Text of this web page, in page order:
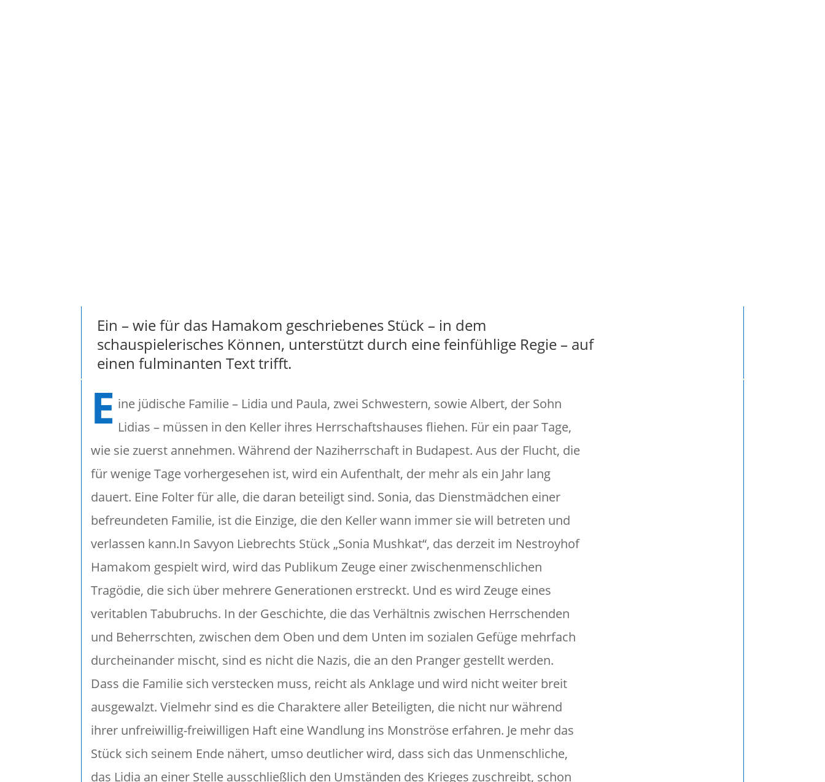
Ein – wie für das Hamakom geschriebenes Stück – in dem
schauspielerisches Können, unterstützt durch eine feinfühlige Regie – auf
einen fulminanten Text trifft.
E ine jüdische Familie – Lidia und Paula, zwei Schwestern, sowie Albert, der Sohn
Lidias – müssen in den Keller ihres Herrschaftshauses fliehen. Für ein paar Tage,
wie sie zuerst annehmen. Während der Naziherrschaft in Budapest. Aus der Flucht, die
für wenige Tage vorhergesehen ist, wird ein Aufenthalt, der mehr als ein Jahr lang
dauert. Eine Folter für alle, die daran beteiligt sind. Sonia, das Dienstmädchen einer
befreundeten Familie, ist die Einzige, die den Keller wann immer sie will betreten und
verlassen kann.In Savyon Liebrechts Stück „Sonia Mushkat“, das derzeit im Nestroyhof
Hamakom gespielt wird, wird das Publikum Zeuge einer zwischenmenschlichen
Tragödie, die sich über mehrere Generationen erstreckt. Und es wird Zeuge eines
veritablen Tabubruchs. In der Geschichte, die das Verhältnis zwischen Herrschenden
und Beherrschten, zwischen dem Oben und dem Unten im sozialen Gefüge mehrfach
durcheinander mischt, sind es nicht die Nazis, die an den Pranger gestellt werden.
Dass die Familie sich verstecken muss, reicht als Anklage und wird nicht weiter breit
ausgewalzt. Vielmehr sind es die Charaktere aller Beteiligten, die nicht nur während
ihrer unfreiwillig-freiwilligen Haft eine Wandlung ins Monströse erfahren. Je mehr das
Stück sich seinem Ende nähert, umso deutlicher wird, dass sich das Unmenschliche,
das Lidia an einer Stelle ausschließlich den Umständen des Krieges zuschreibt, schon